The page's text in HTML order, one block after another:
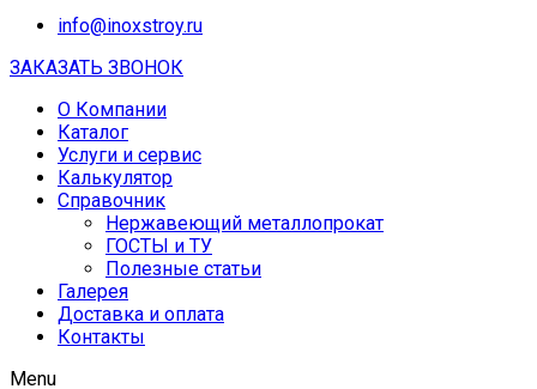
info@inoxstroy.ru
ЗАКАЗАТЬ ЗВОНОК
О Компании
Каталог
Услуги и сервис
Калькулятор
Справочник
Нержавеющий металлопрокат
ГОСТЫ и ТУ
Полезные статьи
Галерея
Доставка и оплата
Контакты
Menu